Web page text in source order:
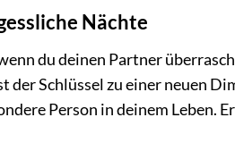
Nächte
du deinen Partner
Schlüssel zu einer neuen
Person in deinem Leben.